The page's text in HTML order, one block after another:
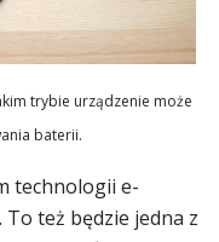
trybie urządzenie może
baterii.
technologii e-
. To też będzie jedna z